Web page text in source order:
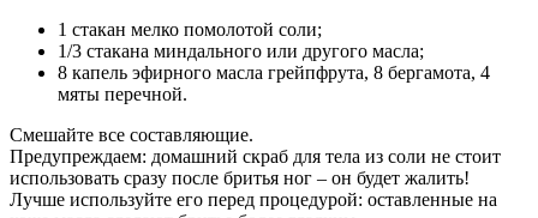
1 стакан мелко помолотой соли;
1/3 стакана миндального или другого масла;
8 капель эфирного масла грейпфрута, 8 бергамота, 4
мяты перечной.
Смешайте все составляющие.
Предупреждаем: домашний скраб для тела из соли не стоит
использовать сразу после бритья ног – он будет жалить!
Лучше используйте его перед процедурой: оставленные на